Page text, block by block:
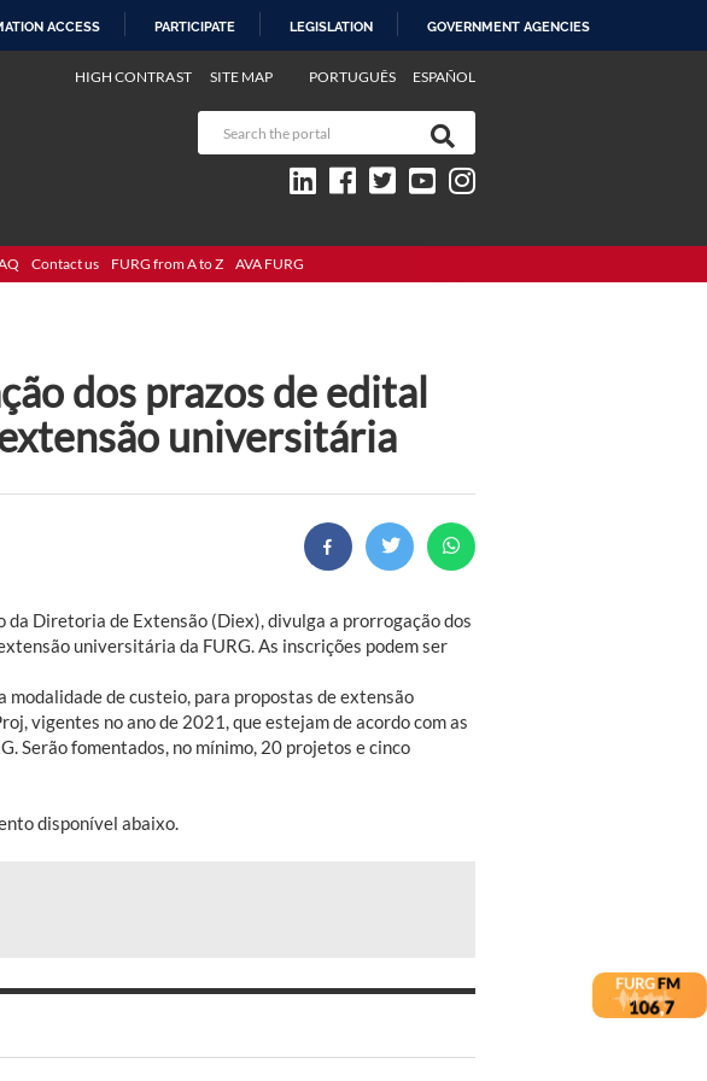
ACCESS PARTICIPATE LEGISLATION GOVERNMENT AGENCIES
PORTUGUÊS ESPAÑOL
HIGH CONTRAST SITE MAP
Contact us FURG from A to Z AVA FURG
dos prazos de edital
universitária
Diretoria de Extensão (Diex), divulga a prorrogação dos
universitária da FURG. As inscrições podem ser
de custeio, para propostas de extensão
vigentes no ano de 2021, que estejam de acordo com as
Serão fomentados, no mínimo, 20 projetos e cinco
disponível abaixo.